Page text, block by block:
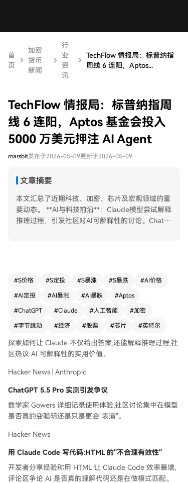
首
页
加密
货币
新闻
行
业
资
讯
TechFlow 情报局：标普纳指
周线 6 连阳，Aptos...
TechFlow 情报局：标普纳指周
线 6 连阳，Aptos 基金会投入
5000 万美元押注 AI Agent
marsbit发布于2026-05-09更新于2026-05-09
文章摘要
本文汇总了近期科技、加密、芯片及宏观领域的重
要动态。 **AI与科技前沿**：Claude模型尝试解释
推理过程，引发社区对AI可解释性的讨论。ChatG
出增至约2000亿元人民币。Cloudflare CEO承认AI
基金会宣布投入5000万美元支持AI Agent与区块
链结合的发展。韩国两大交易所同步上线PROS代
特尔在特朗普政府撮合下与苹果达成芯片制造初步
协议，股价创新高。中国四部门推动核电、氢能等
假消息获利者。 **宏观与市场**：美股标普、纳指
实现周线六连阳，芯片股领涨。美国4月非农就业
表现强劲。伊朗哈尔克岛附近发生疑似大规模漏油
事件，美军击中试图突破霍尔木兹海峡封锁的伊朗
油轮，加剧地区紧张与原油供应担忧。 **其他动态
去Google化Android用户的验证机制。Prime Vide
o加入短视频流功能。中国就交通事故处理新规征
求意见，拟将行车记录仪、自动驾驶数据纳入取证
#S价格 #S定投 #S暴涨 #S暴跌 #AI价格
#AI定投 #AI暴涨 #AI暴跌 #Aptos
#ChatGPT #Claude #人工智能 #加密
#字节跳动 #经济 #股票 #芯片 #英特尔
探索如何让 Claude 不仅给出答案,还能解释推理过程,社
区热议 AI 可解释性的实用价值。
Hacker News | Anthropic
ChatGPT 5.5 Pro 实测引发争议
数学家 Gowers 详细记录使用体验,社区讨论集中在模型
是否真的变聪明还是只是更会"表演"。
Hacker News
用 Claude Code 写代码:HTML 的"不合理有效性"
开发者分享经验称用 HTML 让 Claude Code 效率暴增,
评论区争论 AI 是否真的理解代码还是在做模式匹配。